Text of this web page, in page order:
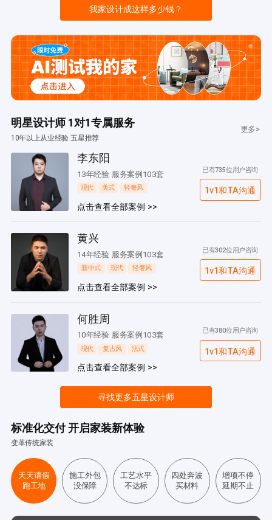
我家设计成这样多少钱？
明星设计师 1对1专属服务
10年以上从业经验 五星推荐
更多>
李东阳
13年经验 服务案例103套
现代 美式 轻奢风
点击查看全部案例 >>
已有735位用户咨询
1v1和TA沟通
黄兴
14年经验 服务案例103套
新中式 现代 轻奢风
点击查看全部案例 >>
已有302位用户咨询
1v1和TA沟通
何胜周
10年经验 服务案例103套
现代 复古风 法式
点击查看全部案例 >>
已有380位用户咨询
1v1和TA沟通
寻找更多五星设计师
标准化交付 开启家装新体验
变革传统家装
天天请假
跑工地
施工外包
没保障
工艺水平
不达标
四处奔波
买材料
增项不停
延期不止